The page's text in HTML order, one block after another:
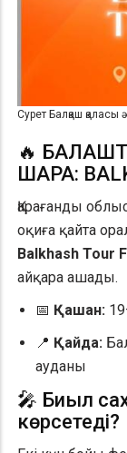
Сурет Балқаш қаласы
🔥
ШАРА:
Қарағанды
оқиға қайта
Balkhash Tour
айқара ашады.
📅 Қашан:
📍 Қайда:
ауданы
🎤 Биыл
көрсетеді?